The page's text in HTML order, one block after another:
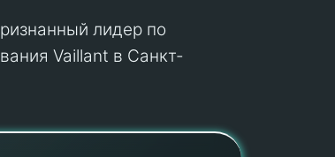
лидер по
Vaillant в Санкт-